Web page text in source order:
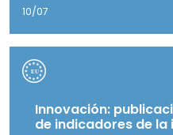
10/07
Innovación:
de indicadores de la